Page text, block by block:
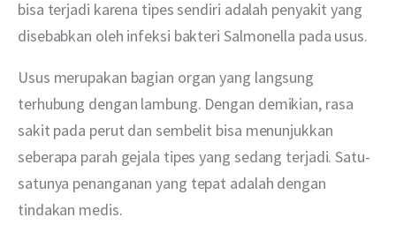
bisa terjadi karena tipes sendiri adalah penyakit yang
disebabkan oleh infeksi bakteri Salmonella pada usus.
Usus merupakan bagian organ yang langsung
terhubung dengan lambung. Dengan demikian, rasa
sakit pada perut dan sembelit bisa menunjukkan
seberapa parah gejala tipes yang sedang terjadi. Satu-
satunya penanganan yang tepat adalah dengan
tindakan medis.